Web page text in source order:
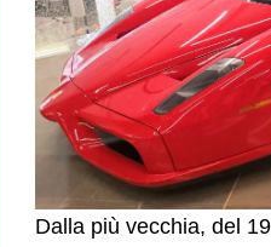
Dalla più vecchia, del